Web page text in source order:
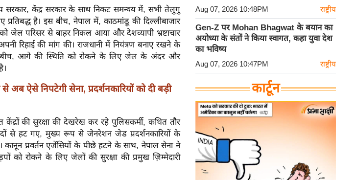
सरकार, केंद्र सरकार के साथ निकट समन्वय में, सभी तेलुगु
प्रतिबद्ध है। इस बीच, नेपाल में, काठमांडू की दिल्लीबाजार
परिसर से बाहर निकल आया और देशव्यापी भ्रष्टाचार
रिहाई की मांग की। राजधानी में नियंत्रण बनाए रखने के
बीच, आगे की स्थिति को रोकने के लिए जेल के अंदर और
अब ऐसे निपटेगी सेना, प्रदर्शनकारियों को दी बड़ी
की सुरक्षा की देखरेख कर रहे पुलिसकर्मी, कथित तौर
से हट गए, मुख्य रूप से जेनरेशन जेड प्रदर्शनकारियों के
कानून प्रवर्तन एजेंसियों के पीछे हटने के साथ, नेपाल सेना ने
को रोकने के लिए जेलों की सुरक्षा की प्रमुख ज़िम्मेदारी
Aug 07, 2026 10:48PM राष्ट्रीय
Gen-Z पर Mohan Bhagwat के बयान का
अयोध्या के संतों ने किया स्वागत, कहा युवा देश
का भविष्य
Aug 07, 2026 10:47PM राष्ट्रीय
कार्टून